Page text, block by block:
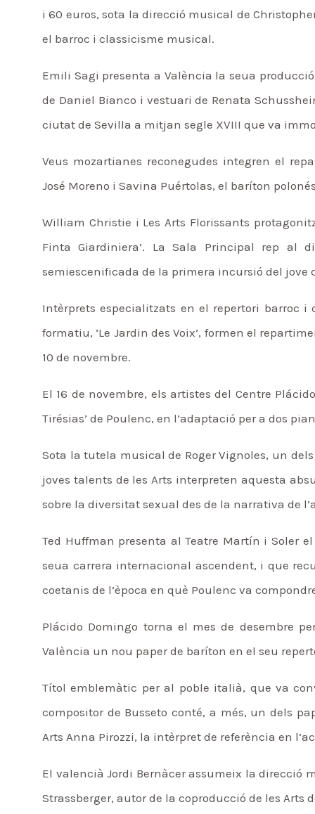
i 60 euros, sota la direcció musical de
el barroc i classicisme musical.
Emili Sagi presenta a València la seua
de Daniel Bianco i vestuari de Renata
ciutat de Sevilla a mitjan segle XVIII que va
Veus mozartianes reconegudes integren el
José Moreno i Savina Puértolas, el baríton
William Christie i Les Arts Florissants
Finta Giardiniera’. La Sala Principal rep al
semiescenificada de la primera incursió del jove
Intèrprets especialitzats en el repertori barroc
formatiu, ‘Le Jardin des Voix’, formen el
10 de novembre.
El 16 de novembre, els artistes del Centre
Tirésias’ de Poulenc, en l’adaptació per a dos
Sota la tutela musical de Roger Vignoles, un
joves talents de les Arts interpreten aquesta
sobre la diversitat sexual des de la narrativa de
Ted Huffman presenta al Teatre Martín i Soler
seua carrera internacional ascendent, i que
coetanis de l’època en què Poulenc va
Plácido Domingo torna el mes de desembre
València un nou paper de baríton en el seu
Títol emblemàtic per al poble italià, que va
compositor de Busseto conté, a més, un dels
Arts Anna Pirozzi, la intèrpret de referència en
El valencià Jordi Bernàcer assumeix la direcció
Strassberger, autor de la coproducció de les Arts